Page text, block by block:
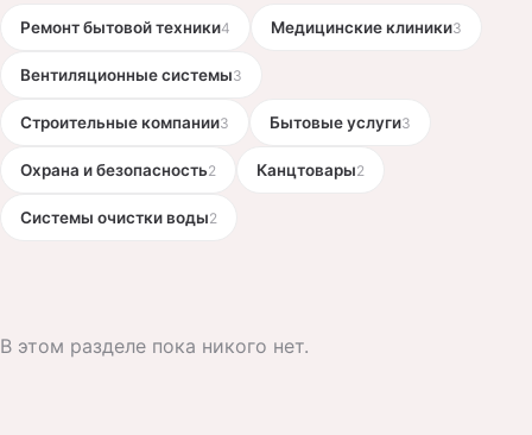
Ремонт бытовой техники4 Медицинские клиники3
Вентиляционные системы3
Строительные компании3 Бытовые услуги3
Охрана и безопасность2 Канцтовары2
Системы очистки воды2
В этом разделе пока никого нет.